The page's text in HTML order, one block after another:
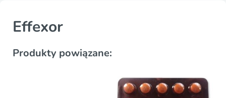
Effexor
Produkty powiązane: